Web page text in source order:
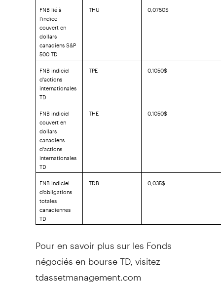
FNB lié à
l'indice
couvert en
dollars
canadiens S&P
500 TD
THU 0,0750$
FNB indiciel
d'actions
internationales
TD
TPE 0,1050$
FNB indiciel
couvert en
dollars
canadiens
d'actions
internationales
TD
THE 0,1050$
FNB indiciel
d'obligations
totales
canadiennes
TD
TDB 0,035$
Pour en savoir plus sur les Fonds
négociés en bourse TD, visitez
tdassetmanagement.com